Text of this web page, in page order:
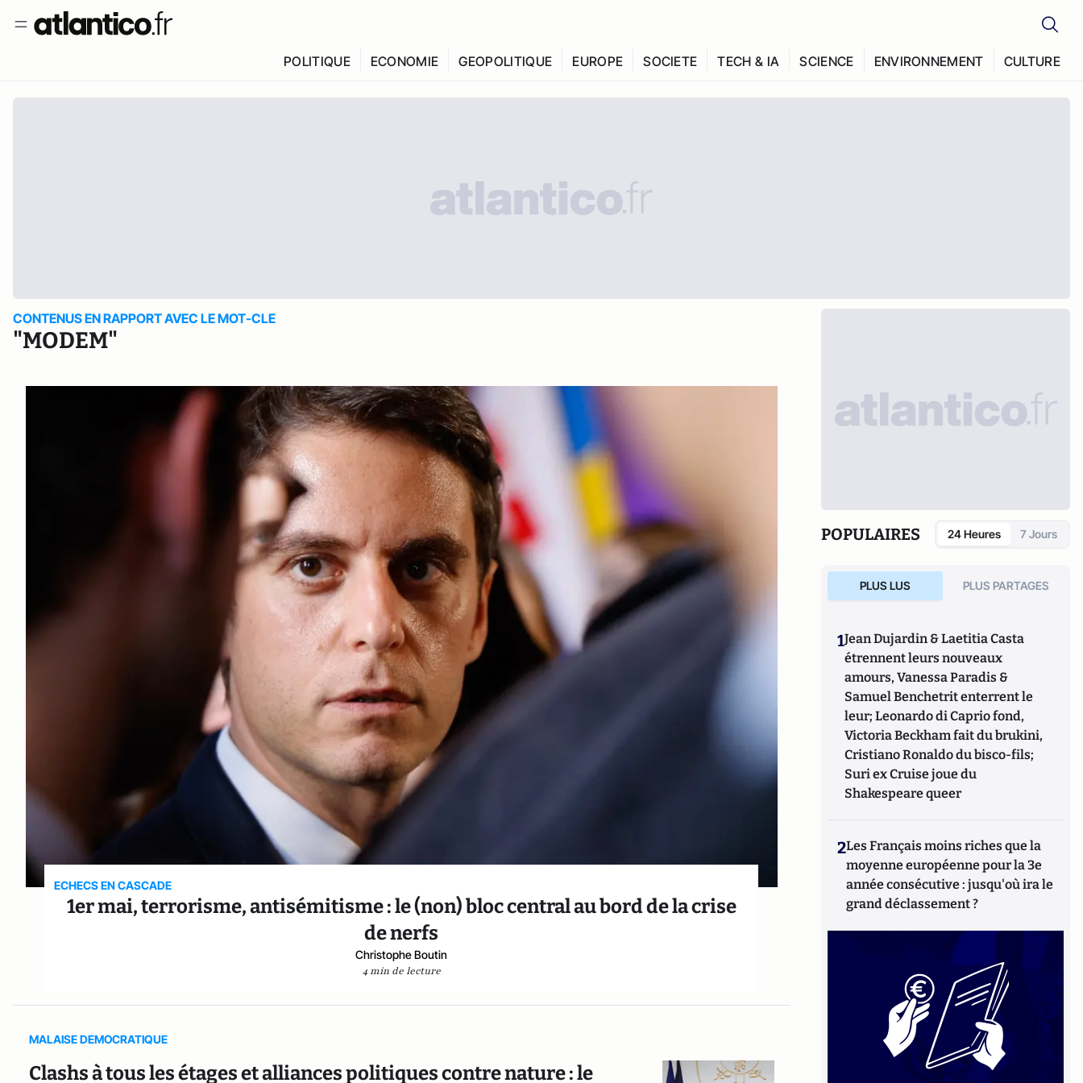
POLITIQUE ECONOMIE GEOPOLITIQUE EUROPE SOCIETE TECH & IA SCIENCE ENVIRONNEMENT CULTURE
CONTENUS EN RAPPORT AVEC LE MOT-CLE
"MODEM"
ECHECS EN CASCADE
1er mai, terrorisme, antisémitisme : le (non) bloc central au bord de la crise
de nerfs
Christophe Boutin
4 min de lecture
MALAISE DEMOCRATIQUE
Clashs à tous les étages et alliances politiques contre nature : le
POPULAIRES 24 Heures 7 Jours
PLUS LUS PLUS PARTAGES
1Jean Dujardin & Laetitia Casta
étrennent leurs nouveaux
amours, Vanessa Paradis &
Samuel Benchetrit enterrent le
leur; Leonardo di Caprio fond,
Victoria Beckham fait du brukini,
Cristiano Ronaldo du bisco-fils;
Suri ex Cruise joue du
Shakespeare queer
2Les Français moins riches que la
moyenne européenne pour la 3e
année consécutive : jusqu'où ira le
grand déclassement ?